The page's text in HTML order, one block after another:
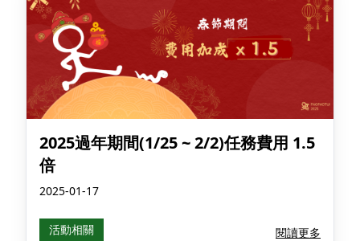
2025過年期間(1/25 ~ 2/2)任務費用 1.5
倍
2025-01-17
活動相關 閱讀更多